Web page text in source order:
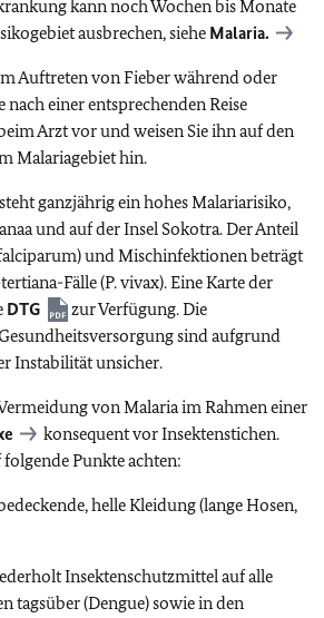
kann noch Wochen bis Monate
ausbrechen, siehe Malaria.
Auftreten von Fieber während oder
einer entsprechenden Reise
Arzt vor und weisen Sie ihn auf den
Malariagebiet hin.
ganzjährig ein hohes Malariarisiko,
und auf der Insel Sokotra. Der Anteil
und Mischinfektionen beträgt
Fälle (P. vivax). Eine Karte der
DTG
zur Verfügung. Die
sind aufgrund
Instabilität unsicher.
von Malaria im Rahmen einer
konsequent vor Insektenstichen.
folgende Punkte achten:
helle Kleidung (lange Hosen,
Insektenschutzmittel auf alle
tagsüber (Dengue) sowie in den